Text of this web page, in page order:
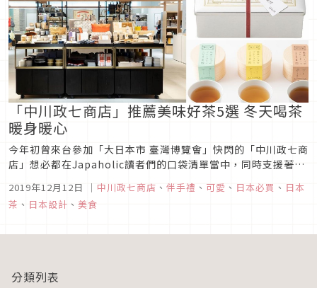
「中川政七商店」推薦美味好茶5選 冬天喝茶
暖身暖心
今年初曾來台參加「大日本市 臺灣博覽會」快閃的「中川政七商
店」想必都在Japaholic讀者們的口袋清單當中，同時支援著日
至今的它早已是日本生活雜貨的代表品牌之一，旅行時經過眾多
分店總是忍不住要進去挑個幾樣雜貨回家，正好天氣也逐漸轉
2019年12月12日 ｜ 中川政七商店 、 伴手禮 、 可愛 、 日本必買 、 日本
茶 、 日本設計 、 美食
分類列表